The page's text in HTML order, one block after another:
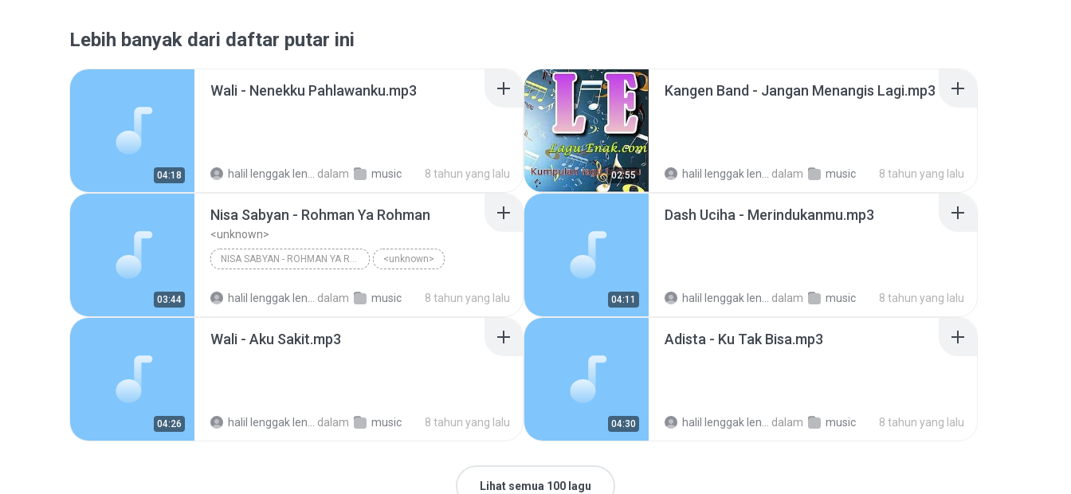
Lebih banyak dari daftar putar ini
04:18
Wali - Nenekku Pahlawanku.mp3
halil lenggak lenggok dalam music 8 tahun yang lalu 02:55
Kangen Band - Jangan Menangis Lagi.mp3
halil lenggak lenggok dalam music 8 tahun yang lalu
03:44
Nisa Sabyan - Rohman Ya Rohman
<unknown>
NISA SABYAN - ROHMAN YA ROHMAN <unknown>
halil lenggak lenggok dalam music 8 tahun yang lalu 04:11
Dash Uciha - Merindukanmu.mp3
halil lenggak lenggok dalam music 8 tahun yang lalu
04:26
Wali - Aku Sakit.mp3
halil lenggak lenggok dalam music 8 tahun yang lalu 04:30
Adista - Ku Tak Bisa.mp3
halil lenggak lenggok dalam music 8 tahun yang lalu
Lihat semua 100 lagu